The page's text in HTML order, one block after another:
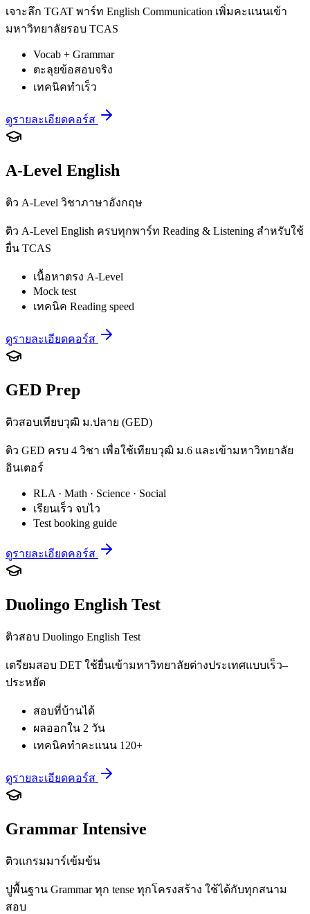
เจาะลึก TGAT พาร์ท English Communication เพิ่มคะแนนเข้า
มหาวิทยาลัยรอบ TCAS
Vocab + Grammar
ตะลุยข้อสอบจริง
เทคนิคทำเร็ว
ดูรายละเอียดคอร์ส
A-Level English
ติว A-Level วิชาภาษาอังกฤษ
ติว A-Level English ครบทุกพาร์ท Reading & Listening สำหรับใช้
ยื่น TCAS
เนื้อหาตรง A-Level
Mock test
เทคนิค Reading speed
ดูรายละเอียดคอร์ส
GED Prep
ติวสอบเทียบวุฒิ ม.ปลาย (GED)
ติว GED ครบ 4 วิชา เพื่อใช้เทียบวุฒิ ม.6 และเข้ามหาวิทยาลัย
อินเตอร์
RLA · Math · Science · Social
เรียนเร็ว จบไว
Test booking guide
ดูรายละเอียดคอร์ส
Duolingo English Test
ติวสอบ Duolingo English Test
เตรียมสอบ DET ใช้ยื่นเข้ามหาวิทยาลัยต่างประเทศแบบเร็ว–
ประหยัด
สอบที่บ้านได้
ผลออกใน 2 วัน
เทคนิคทำคะแนน 120+
ดูรายละเอียดคอร์ส
Grammar Intensive
ติวแกรมมาร์เข้มข้น
ปูพื้นฐาน Grammar ทุก tense ทุกโครงสร้าง ใช้ได้กับทุกสนาม
สอบ